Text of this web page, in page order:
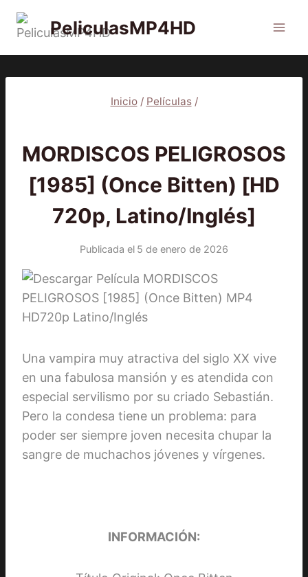
PeliculasMP4HD
Inicio / Películas /
MORDISCOS PELIGROSOS
[1985] (Once Bitten) [HD
720p, Latino/Inglés]
Publicada el 5 de enero de 2026
Una vampira muy atractiva del siglo XX vive
en una fabulosa mansión y es atendida con
especial servilismo por su criado Sebastián.
Pero la condesa tiene un problema: para
poder ser siempre joven necesita chupar la
sangre de muchachos jóvenes y vírgenes.
INFORMACIÓN: